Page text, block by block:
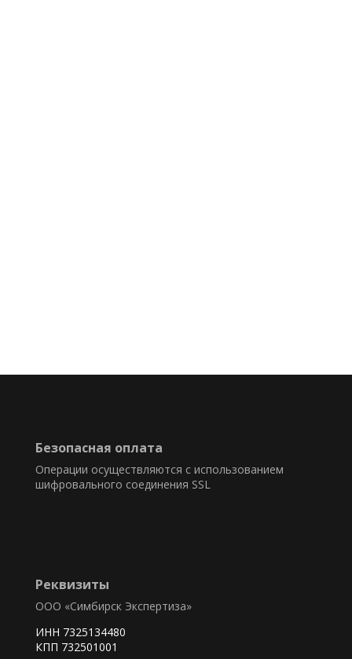
Безопасная оплата
Операции осуществляются с использованием
шифровального соединения SSL
Реквизиты
ООО «Симбирск Экспертиза»
ИНН 7325134480
КПП 732501001